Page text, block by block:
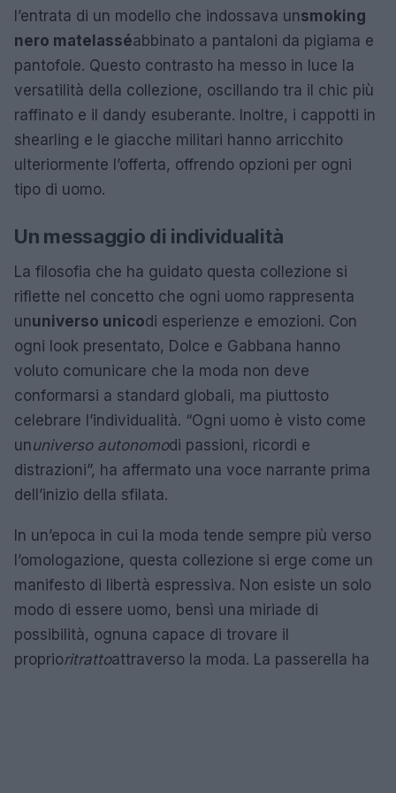
l’entrata di un modello che indossava unsmoking
nero matelasséabbinato a pantaloni da pigiama e
pantofole. Questo contrasto ha messo in luce la
versatilità della collezione, oscillando tra il chic più
raffinato e il dandy esuberante. Inoltre, i cappotti in
shearling e le giacche militari hanno arricchito
ulteriormente l’offerta, offrendo opzioni per ogni
tipo di uomo.
Un messaggio di individualità
La filosofia che ha guidato questa collezione si
riflette nel concetto che ogni uomo rappresenta
ununiverso unicodi esperienze e emozioni. Con
ogni look presentato, Dolce e Gabbana hanno
voluto comunicare che la moda non deve
conformarsi a standard globali, ma piuttosto
celebrare l’individualità. “Ogni uomo è visto come
ununiverso autonomodi passioni, ricordi e
distrazioni”, ha affermato una voce narrante prima
dell’inizio della sfilata.
In un’epoca in cui la moda tende sempre più verso
l’omologazione, questa collezione si erge come un
manifesto di libertà espressiva. Non esiste un solo
modo di essere uomo, bensì una miriade di
possibilità, ognuna capace di trovare il
proprioritrattoattraverso la moda. La passerella ha